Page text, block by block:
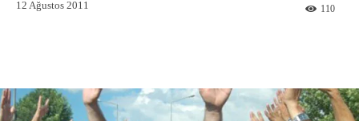
12 Ağustos 2011 110